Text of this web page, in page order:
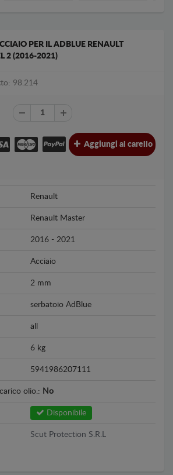
PER IL ADBLUE RENAULT
2 (2016-2021)
98.214
Aggiungi al carello
Renault
Renault Master
2016 - 2021
Acciaio
2 mm
serbatoio AdBlue
all
6 kg
5941986207111
olio.: No
Disponibile
Scut Protection S.R.L